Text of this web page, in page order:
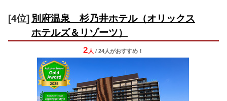
[4位] 別府温泉 杉乃井ホテル（オリックス
ホテルズ＆リゾーツ）
2 人 / 24人がおすすめ！